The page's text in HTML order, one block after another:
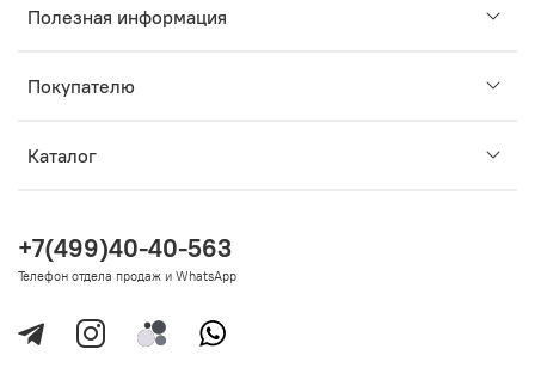
Полезная информация
Покупателю
Каталог
+7(499)40-40-563
Телефон отдела продаж и WhatsApp